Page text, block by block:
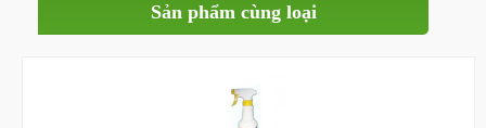
Sản phẩm cùng loại